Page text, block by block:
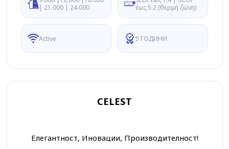
| 21.000 | 24.000
έως 5.2 (θερμή ζώνη)
Active 5 ГОДИНИ
CELEST
Елегантност, Иновации, Производителност!